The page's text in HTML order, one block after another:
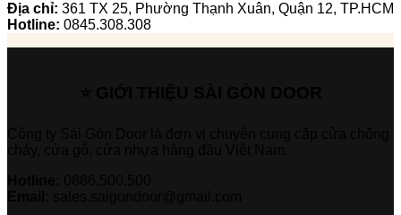
Địa chỉ: 361 TX 25, Phường Thạnh Xuân, Quận 12, TP.HCM
Hotline: 0845.308.308